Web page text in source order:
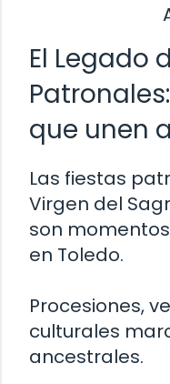
El Legado
que unen
Las fiestas
Virgen del
son
en Toledo.
Procesiones,
culturales
ancestrales.